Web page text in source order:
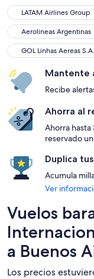
LATAM Airlines Group
LATAM Airlines
Aerolineas Argentinas
Aerolineas
GOL Linhas Aereas S.A.
GOL Linhas Aereas
Mantente
Recibe
Ahorra al
Ahorra
reservado
Duplica
Acumula
Ver
Vuelos
a Buenos
Los precios